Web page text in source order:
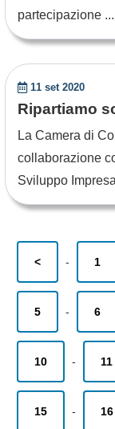
partecipazione
11 set 2020
Ripartiamo
La Camera di
collaborazione
Sviluppo
< - 1
5 - 6
10 - 11
15 - 16